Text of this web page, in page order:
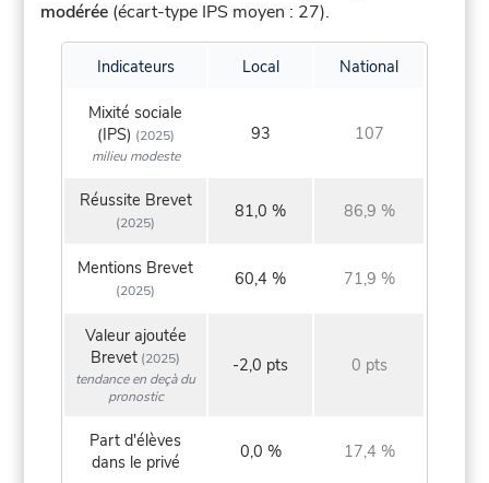
modérée (écart-type IPS moyen : 27).
Indicateurs Local National
Mixité sociale
(IPS) (2025)
milieu modeste
93 107
Réussite Brevet
(2025)
81,0 % 86,9 %
Mentions Brevet
(2025)
60,4 % 71,9 %
Valeur ajoutée
Brevet (2025)
tendance en deçà du
pronostic
-2,0 pts 0 pts
Part d'élèves
dans le privé
0,0 % 17,4 %